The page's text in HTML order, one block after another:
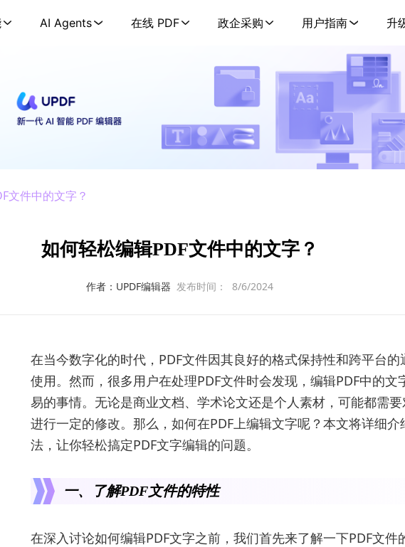
AI Agents 在线 PDF 政企采购 用户指南 升
文件中的文字？
如何轻松编辑PDF文件中的文字？
作者：UPDF编辑器 发布时间： 8/6/2024
在当今数字化的时代，PDF文件因其良好的格式保持性和跨平台的
使用。然而，很多用户在处理PDF文件时会发现，编辑PDF中的文
易的事情。无论是商业文档、学术论文还是个人素材，可能都需
进行一定的修改。那么，如何在PDF上编辑文字呢？本文将详细
法，让你轻松搞定PDF文字编辑的问题。
一、了解PDF文件的特性
在深入讨论如何编辑PDF文字之前，我们首先来了解一下PDF文件